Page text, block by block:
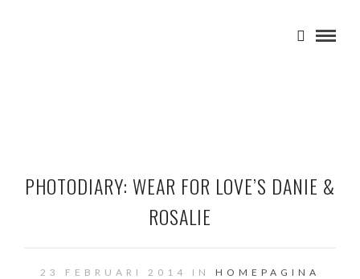
PHOTODIARY: WEAR FOR LOVE’S DANIE &
ROSALIE
23 FEBRUARI 2014 IN HOMEPAGINA